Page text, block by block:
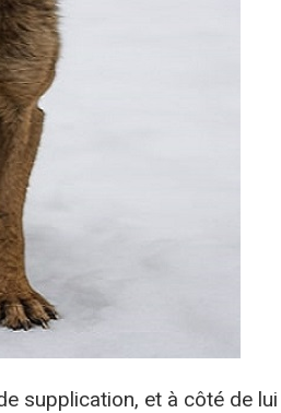
supplication, et à côté de lui